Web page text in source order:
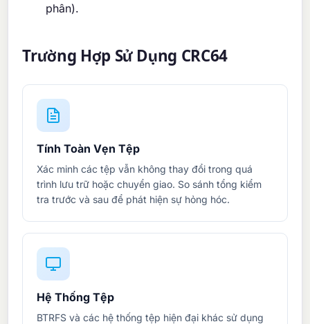
phân).
Trường Hợp Sử Dụng CRC64
Tính Toàn Vẹn Tệp
Xác minh các tệp vẫn không thay đổi trong quá
trình lưu trữ hoặc chuyển giao. So sánh tổng kiểm
tra trước và sau để phát hiện sự hỏng hóc.
Hệ Thống Tệp
BTRFS và các hệ thống tệp hiện đại khác sử dụng